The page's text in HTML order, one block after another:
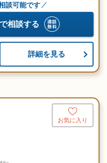
談可能です
相談する
詳細を見る
お気に入り